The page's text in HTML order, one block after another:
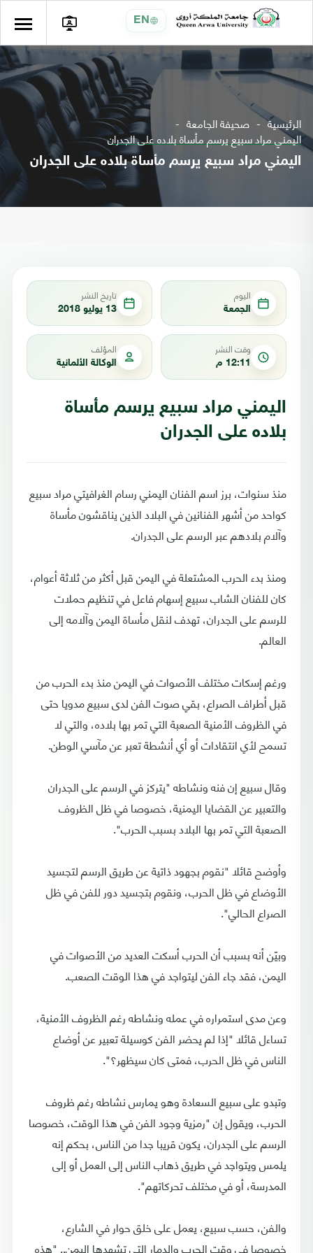
EN
الرئيسية صحيفة الجامعة
اليمني مراد سبيع يرسم مأساة بلاده على الجدران
اليمني مراد سبيع يرسم مأساة بلاده على الجدران
اليوم
الجمعة
تاريخ النشر
13 يوليو 2018
وقت النشر
12:11 م
المؤلف
الوكالة الألمانية
اليمني مراد سبيع يرسم مأساة
بلاده على الجدران
منذ سنوات، برز اسم الفنان اليمني رسام الغرافيتي مراد سبيع
كواحد من أشهر الفنانين في البلاد الذين يناقشون مأساة
وآلام بلادهم عبر الرسم على الجدران.
ومنذ بدء الحرب المشتعلة في اليمن قبل أكثر من ثلاثة أعوام،
كان للفنان الشاب سبيع إسهام فاعل في تنظيم حملات
للرسم على الجدران، تهدف لنقل مأساة اليمن وآلامه إلى
العالم.
ورغم إسكات مختلف الأصوات في اليمن منذ بدء الحرب من
قبل أطراف الصراع، بقي صوت الفن لدى سبيع مدويا حتى
في الظروف الأمنية الصعبة التي تمر بها بلاده، والتي لا
تسمح لأي انتقادات أو أي أنشطة تعبر عن مآسي الوطن.
وقال سبيع إن فنه ونشاطه "يتركز في الرسم على الجدران
والتعبير عن القضايا اليمنية، خصوصا في ظل الظروف
الصعبة التي تمر بها البلاد بسبب الحرب".
وأوضح قائلا "نقوم بجهود ذاتية عن طريق الرسم لتجسيد
الأوضاع في ظل الحرب، ونقوم بتجسيد دور للفن في ظل
الصراع الحالي".
وبيّن أنه بسبب أن الحرب أسكت العديد من الأصوات في
اليمن، فقد جاء الفن ليتواجد في هذا الوقت الصعب.
وعن مدى استمراره في عمله ونشاطه رغم الظروف الأمنية،
تساءل قائلا "إذا لم يحضر الفن كوسيلة تعبير عن أوضاع
الناس في ظل الحرب، فمتى كان سيظهر؟".
وتبدو على سبيع السعادة وهو يمارس نشاطه رغم ظروف
الحرب، ويقول إن "رمزية وجود الفن في هذا الوقت، خصوصا
الرسم على الجدران، يكون قريبا جدا من الناس، بحكم إنه
يلمس ويتواجد في طريق ذهاب الناس إلى العمل أو إلى
المدرسة، أو في مختلف تحركاتهم".
والفن، حسب سبيع، يعمل على خلق حوار في الشارع،
خصوصا في وقت الحرب والدمار التي تشهدها اليمن.. "هذه